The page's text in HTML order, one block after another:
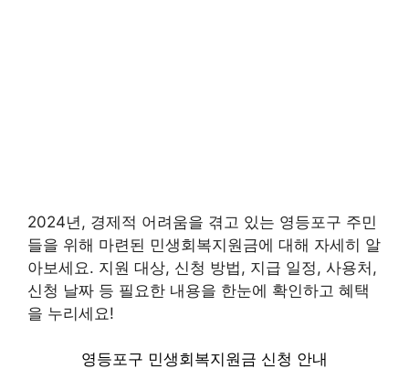
2024년, 경제적 어려움을 겪고 있는 영등포구 주민
들을 위해 마련된 민생회복지원금에 대해 자세히 알
아보세요. 지원 대상, 신청 방법, 지급 일정, 사용처,
신청 날짜 등 필요한 내용을 한눈에 확인하고 혜택
을 누리세요!
영등포구 민생회복지원금 신청 안내